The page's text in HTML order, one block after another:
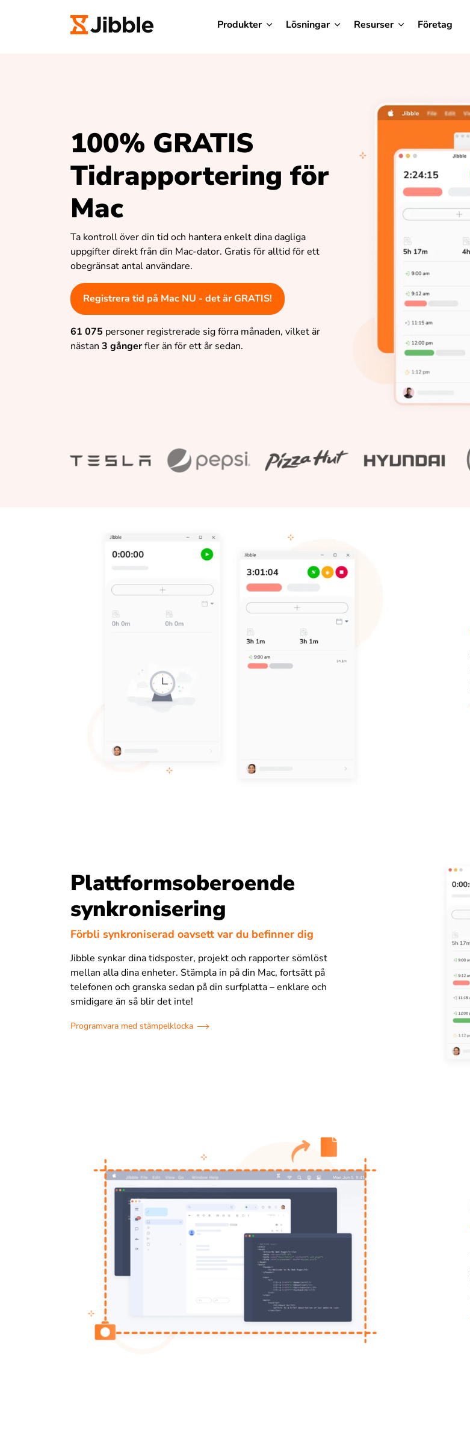
Produkter Lösningar Resurser Företag
100% GRATIS
Tidrapportering för
Mac
Ta kontroll över din tid och hantera enkelt dina dagliga
uppgifter direkt från din Mac-dator. Gratis för alltid för ett
obegränsat antal användare.
Registrera tid på Mac NU - det är GRATIS!
61 075 personer registrerade sig förra månaden, vilket är
nästan 3 gångerfler än för ett år sedan.
Plattformsoberoende
synkronisering
Förbli synkroniserad oavsett var du befinner dig
Jibble synkar dina tidsposter, projekt och rapporter sömlöst
mellan alla dina enheter. Stämpla in på din Mac, fortsätt på
telefonen och granska sedan på din surfplatta – enklare och
smidigare än så blir det inte!
Programvara med stämpelklocka